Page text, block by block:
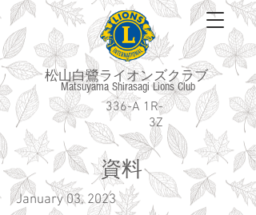
松山白鷺ライオンズクラブ
Matsuyama Shirasagi Lions Club
336-A 1R-
3Z
​資料
January 03, 2023